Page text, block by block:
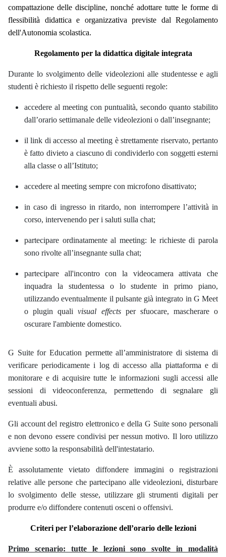
compattazione delle discipline, nonché adottare tutte le forme di
flessibilità didattica e organizzativa previste dal Regolamento
dell'Autonomia scolastica.
Regolamento per la didattica digitale integrata
Durante lo svolgimento delle videolezioni alle studentesse e agli
studenti è richiesto il rispetto delle seguenti regole:
accedere al meeting con puntualità, secondo quanto stabilito
dall’orario settimanale delle videolezioni o dall’insegnante;
il link di accesso al meeting è strettamente riservato, pertanto
è fatto divieto a ciascuno di condividerlo con soggetti esterni
alla classe o all’Istituto;
accedere al meeting sempre con microfono disattivato;
in caso di ingresso in ritardo, non interrompere l’attività in
corso, intervenendo per i saluti sulla chat;
partecipare ordinatamente al meeting: le richieste di parola
sono rivolte all’insegnante sulla chat;
partecipare all'incontro con la videocamera attivata che
inquadra la studentessa o lo studente in primo piano,
utilizzando eventualmente il pulsante già integrato in G Meet
o plugin qualivisual effectsper sfuocare, mascherare o
oscurare l'ambiente domestico.
G Suite for Education permette all’amministratore di sistema di
verificare periodicamente i log di accesso alla piattaforma e di
monitorare e di acquisire tutte le informazioni sugli accessi alle
sessioni di videoconferenza, permettendo di segnalare gli
eventuali abusi.
Gli account del registro elettronico e della G Suite sono personali
e non devono essere condivisi per nessun motivo. Il loro utilizzo
avviene sotto la responsabilità dell'intestatario.
È assolutamente vietato diffondere immagini o registrazioni
relative alle persone che partecipano alle videolezioni, disturbare
lo svolgimento delle stesse, utilizzare gli strumenti digitali per
produrre e/o diffondere contenuti osceni o offensivi.
Criteri per l’elaborazione dell’orario delle lezioni
Primo scenario: tutte le lezioni sono svolte in modalità